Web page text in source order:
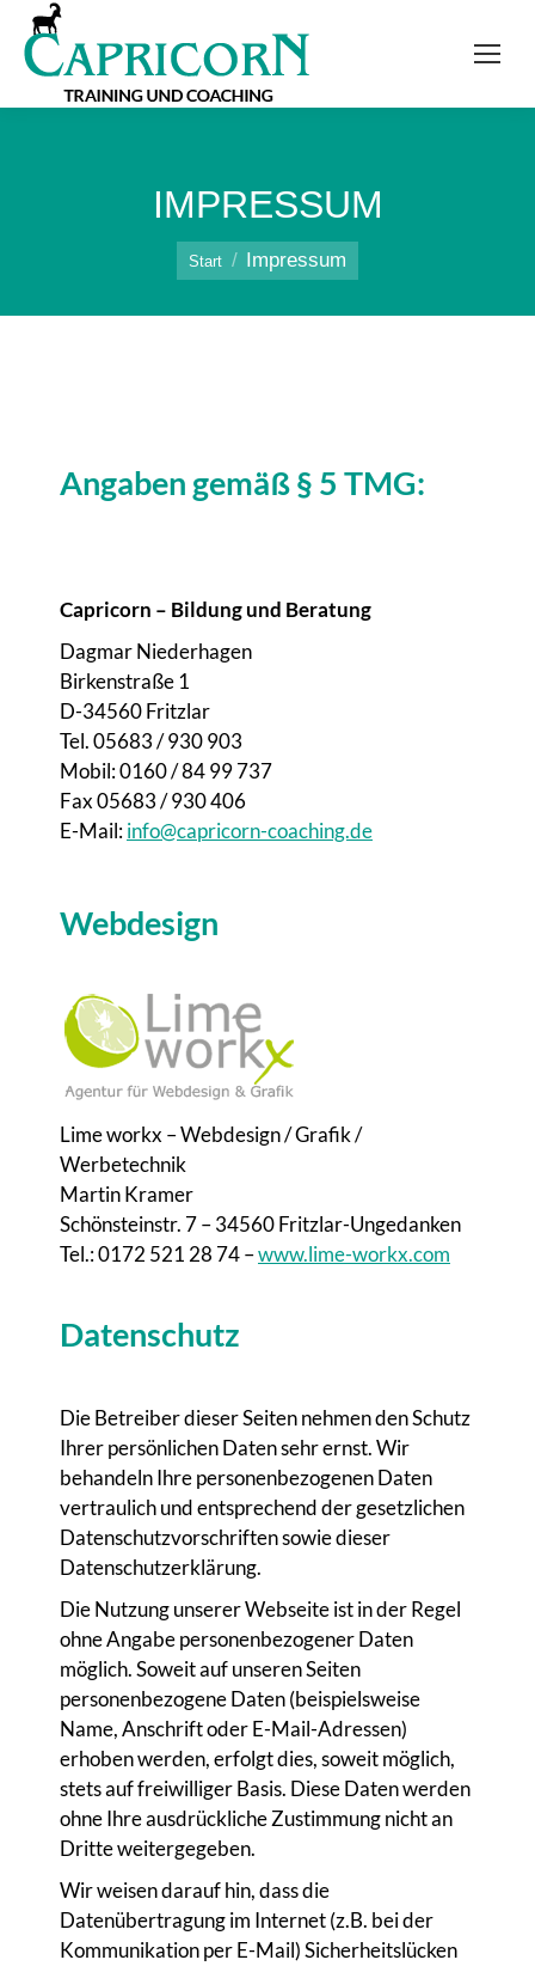
IMPRESSUM
Sie befinden sich hier:
Start Impressum
Angaben gemäß § 5 TMG:
Capricorn – Bildung und Beratung
Dagmar Niederhagen
Birkenstraße 1
D-34560 Fritzlar
Tel. 05683 / 930 903
Mobil: 0160 / 84 99 737
Fax 05683 / 930 406
E-Mail:info@capricorn-coaching.de
Webdesign
Lime workx – Webdesign / Grafik /
Werbetechnik
Martin Kramer
Schönsteinstr. 7 – 34560 Fritzlar-Ungedanken
Tel.: 0172 521 28 74 –www.lime-workx.com
Datenschutz
Die Betreiber dieser Seiten nehmen den Schutz
Ihrer persönlichen Daten sehr ernst. Wir
behandeln Ihre personenbezogenen Daten
vertraulich und entsprechend der gesetzlichen
Datenschutzvorschriften sowie dieser
Datenschutzerklärung.
Die Nutzung unserer Webseite ist in der Regel
ohne Angabe personenbezogener Daten
möglich. Soweit auf unseren Seiten
personenbezogene Daten (beispielsweise
Name, Anschrift oder E-Mail-Adressen)
erhoben werden, erfolgt dies, soweit möglich,
stets auf freiwilliger Basis. Diese Daten werden
ohne Ihre ausdrückliche Zustimmung nicht an
Dritte weitergegeben.
Wir weisen darauf hin, dass die
Datenübertragung im Internet (z.B. bei der
Kommunikation per E-Mail) Sicherheitslücken